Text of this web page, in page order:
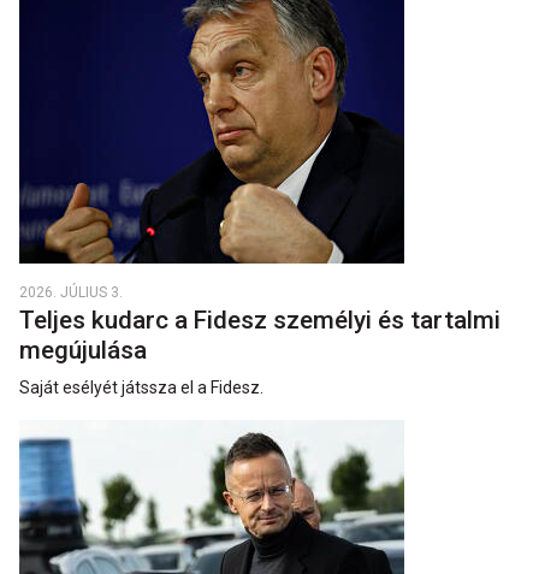
2026. JÚLIUS 3.
Teljes kudarc a Fidesz személyi és tartalmi
megújulása
Saját esélyét játssza el a Fidesz.